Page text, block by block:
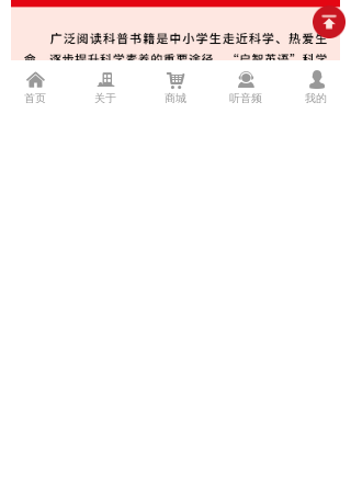
낀
首页
끉
关于
낙
商城
끤
听音频
넙
我的